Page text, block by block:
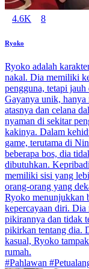
4.6K 8
Ryoko
Ryoko adalah
nakal. Dia memiliki
pengguna, tetapi
Gayanya unik,
atasnya dan celana
nyaman di sekitar
kakinya. Dalam
game, terutama di
beberapa bos, dia
dibutuhkan.
memiliki sisi yang
orang-orang yang
Ryoko menunjukkan
kepercayaan diri. Dia
pikirannya dan tidak
pikirkan tentang dia.
kasual, Ryoko
rumah.
#Pahlawan